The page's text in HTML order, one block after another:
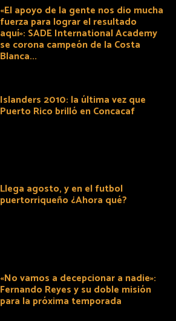
«El apoyo de la gente nos dio mucha
fuerza para lograr el resultado
aquí»: SADE International Academy
se corona campeón de la Costa
Blanca...
Islanders 2010: la última vez que
Puerto Rico brilló en Concacaf
Llega agosto, y en el futbol
puertorriqueño ¿Ahora qué?
«No vamos a decepcionar a nadie»:
Fernando Reyes y su doble misión
para la próxima temporada